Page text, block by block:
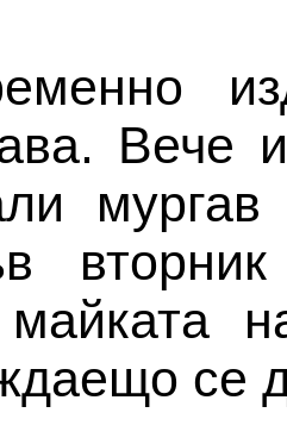
Вече
майката
се